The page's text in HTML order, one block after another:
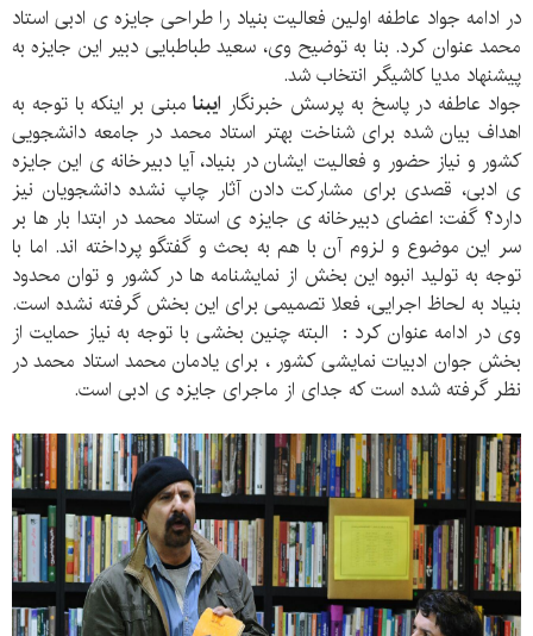
در ادامه جواد عاطفه اولین فعالیت بنیاد را طراحی جایزه ی ادبی استاد
محمد عنوان کرد. بنا به توضیح وی، سعید طباطبایی دبیر این جایزه به
پیشنهاد مدیا کاشیگر انتخاب شد.
جواد عاطفه در پاسخ به پرسش خبرنگار ایبنا مبنی بر اینکه با توجه به
اهداف بیان شده برای شناخت بهتر استاد محمد در جامعه دانشجویی
کشور و نیاز حضور و فعالیت ایشان در بنیاد، آیا دبیرخانه ی این جایزه
ی ادبی، قصدی برای مشارکت دادن آثار چاپ نشده دانشجویان نیز
دارد؟ گفت: اعضای دبیرخانه ی جایزه ی استاد محمد در ابتدا بار ها بر
سر این موضوع و لزوم آن با هم به بحث و گفتگو پرداخته اند. اما با
توجه به تولید انبوه این بخش از نمایشنامه ها در کشور و توان محدود
بنیاد به لحاظ اجرایی، فعلا تصمیمی برای این بخش گرفته نشده است.
وی در ادامه عنوان کرد : البته چنین بخشی با توجه به نیاز حمایت از
بخش جوان ادبیات نمایشی کشور ، برای یادمان محمد استاد محمد در
نظر گرفته شده است که جدای از ماجرای جایزه ی ادبی است.